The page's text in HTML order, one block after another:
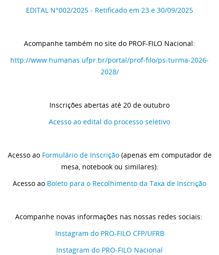
EDITAL N°002/2025 - Retificado em 23 e 30/09/2025
Acompanhe também no site do PROF-FILO Nacional:
http://www.humanas.ufpr.br/portal/prof-filo/ps-turma-2026-
2028/
Inscrições abertas até 20 de outubro
Acesso ao edital do processo seletivo
Acesso ao Formulário de Inscrição(apenas em computador de
mesa, notebook ou similares):
Acesso ao Boleto para o Recolhimento da Taxa de Inscrição
Acompanhe novas informações nas nossas redes sociais:
Instagram do PRO-FILO CFP/UFRB
Instagram do PRO-FILO Nacional